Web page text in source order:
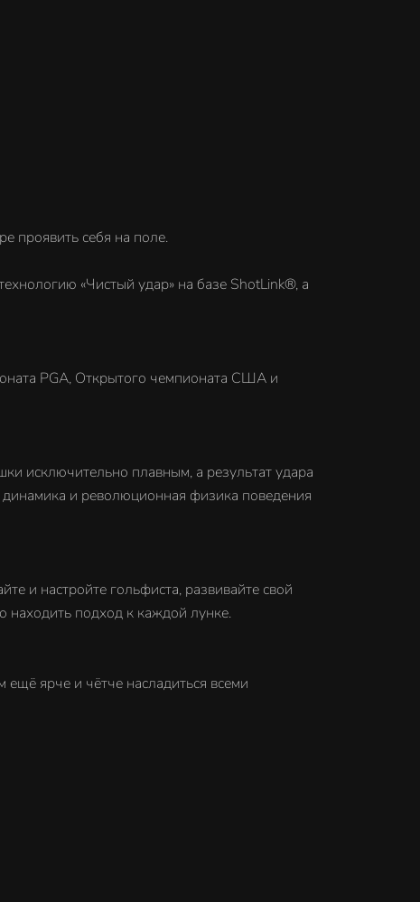
проявить себя на поле.
«Чистый удар» на базе ShotLink®, а
PGA, Открытого чемпионата США и
исключительно плавным, а результат удара
динамика и революционная физика поведения
и настройте гольфиста, развивайте свой
находить подход к каждой лунке.
ярче и чётче насладиться всеми